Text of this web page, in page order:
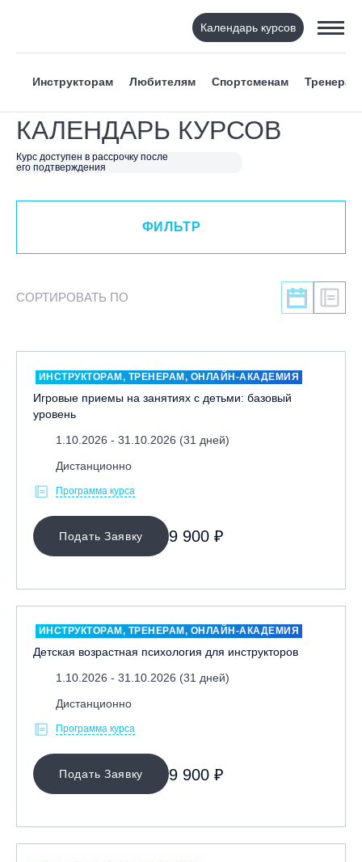
Календарь курсов
Инструкторам Любителям Спортсменам Тренерам
КАЛЕНДАРЬ КУРСОВ
Курс доступен в рассрочку после
его подтверждения
ФИЛЬТР
ВИД СПОРТА
Я ХОЧУ
КАТЕГОРИЯ
ЛЕКТОР
ФИЛЬТР
СОРТИРОВАТЬ ПО
ИНСТРУКТОРАМ, ТРЕНЕРАМ, ОНЛАЙН-АКАДЕМИЯ
Игровые приемы на занятиях с детьми: базовый
уровень
1.10.2026 - 31.10.2026 (31 дней)
Дистанционно
Программа курса
Подать Заявку 9 900 ₽
ИНСТРУКТОРАМ, ТРЕНЕРАМ, ОНЛАЙН-АКАДЕМИЯ
Детская возрастная психология для инструкторов
1.10.2026 - 31.10.2026 (31 дней)
Дистанционно
Программа курса
Подать Заявку 9 900 ₽